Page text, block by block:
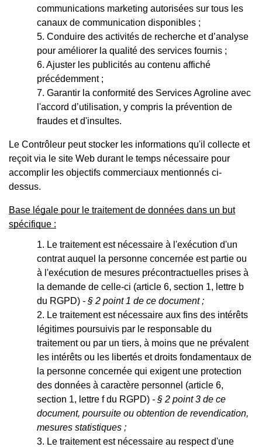
communications marketing autorisées sur tous les
canaux de communication disponibles ;
Conduire des activités de recherche et d’analyse
pour améliorer la qualité des services fournis ;
Ajuster les publicités au contenu affiché
précédemment ;
Garantir la conformité des Services Agroline avec
l'accord d’utilisation, y compris la prévention de
fraudes et d'insultes.
Le Contrôleur peut stocker les informations qu'il collecte et
reçoit via le site Web durant le temps nécessaire pour
accomplir les objectifs commerciaux mentionnés ci-
dessus.
Base légale pour le traitement de données dans un but
spécifique :
Le traitement est nécessaire à l'exécution d'un
contrat auquel la personne concernée est partie ou
à l'exécution de mesures précontractuelles prises à
la demande de celle-ci (article 6, section 1, lettre b
du RGPD) - § 2 point 1 de ce document ;
Le traitement est nécessaire aux fins des intérêts
légitimes poursuivis par le responsable du
traitement ou par un tiers, à moins que ne prévalent
les intérêts ou les libertés et droits fondamentaux de
la personne concernée qui exigent une protection
des données à caractère personnel (article 6,
section 1, lettre f du RGPD) - § 2 point 3 de ce
document, poursuite ou obtention de revendication,
mesures statistiques ;
Le traitement est nécessaire au respect d'une